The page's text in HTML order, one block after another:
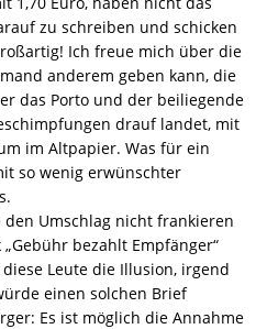
zu schreiben und schicken
Ich freue mich über die
anderem geben kann, die
das Porto und der beiliegende
drauf landet, mit
im Altpapier. Was für ein
so wenig erwünschter
den Umschlag nicht frankieren
bezahlt Empfänger“
Leute die Illusion, irgend
einen solchen Brief
Es ist möglich die Annahme